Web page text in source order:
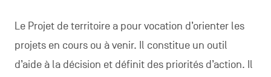
Le Projet de territoire a pour vocation d’orienter les
projets en cours ou à venir. Il constitue un outil
d’aide à la décision et définit des priorités d’action. Il